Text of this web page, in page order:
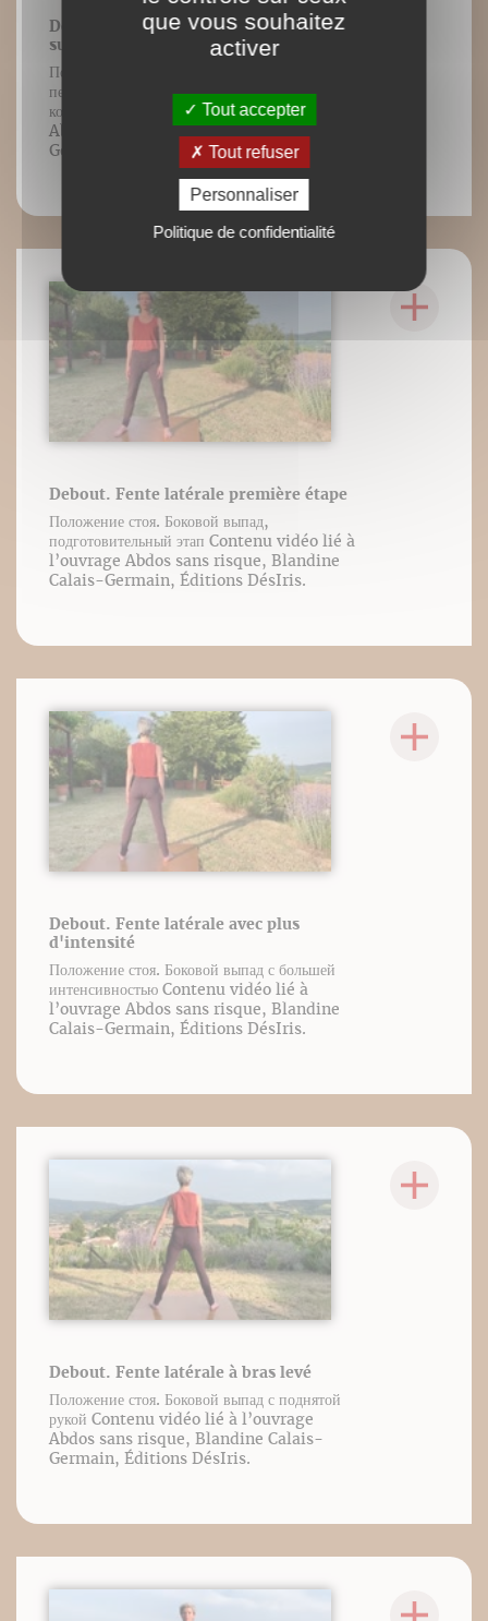
Debout. Fente ramenée complète
suivie de « main genou »
Положение стоя. Обратный выпад,
переходящий в упражнение «Рука —
колено» Contenu vidéo lié à l’ouvrage
Abdos sans risque, Blandine Calais-
Germain, Éditions DésIris.
Debout. Fente latérale première étape
Положение стоя. Боковой выпад,
подготовительный этап Contenu vidéo lié à
l’ouvrage Abdos sans risque, Blandine
Calais-Germain, Éditions DésIris.
Debout. Fente latérale avec plus
d'intensité
Положение стоя. Боковой выпад с большей
интенсивностью Contenu vidéo lié à
l’ouvrage Abdos sans risque, Blandine
Calais-Germain, Éditions DésIris.
Debout. Fente latérale à bras levé
Положение стоя. Боковой выпад с поднятой
рукой Contenu vidéo lié à l’ouvrage
Abdos sans risque, Blandine Calais-
Germain, Éditions DésIris.
que vous souhaitez
activer
Tout accepter
Tout refuser
Personnaliser
Politique de confidentialité